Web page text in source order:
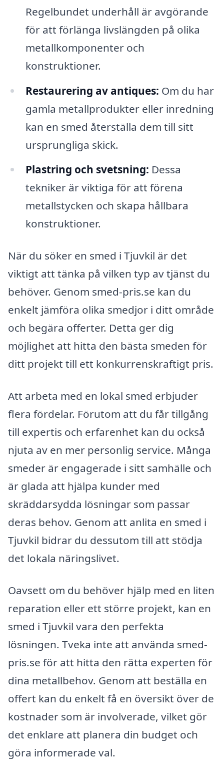
Regelbundet underhåll är avgörande
för att förlänga livslängden på olika
metallkomponenter och
konstruktioner.
Restaurering av antiques: Om du har
gamla metallprodukter eller inredning
kan en smed återställa dem till sitt
ursprungliga skick.
Plastring och svetsning: Dessa
tekniker är viktiga för att förena
metallstycken och skapa hållbara
konstruktioner.
När du söker en smed i Tjuvkil är det
viktigt att tänka på vilken typ av tjänst du
behöver. Genom smed-pris.se kan du
enkelt jämföra olika smedjor i ditt område
och begära offerter. Detta ger dig
möjlighet att hitta den bästa smeden för
ditt projekt till ett konkurrenskraftigt pris.
Att arbeta med en lokal smed erbjuder
flera fördelar. Förutom att du får tillgång
till expertis och erfarenhet kan du också
njuta av en mer personlig service. Många
smeder är engagerade i sitt samhälle och
är glada att hjälpa kunder med
skräddarsydda lösningar som passar
deras behov. Genom att anlita en smed i
Tjuvkil bidrar du dessutom till att stödja
det lokala näringslivet.
Oavsett om du behöver hjälp med en liten
reparation eller ett större projekt, kan en
smed i Tjuvkil vara den perfekta
lösningen. Tveka inte att använda smed-
pris.se för att hitta den rätta experten för
dina metallbehov. Genom att beställa en
offert kan du enkelt få en översikt över de
kostnader som är involverade, vilket gör
det enklare att planera din budget och
göra informerade val.